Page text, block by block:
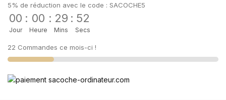
5% de réduction avec le code : SACOCHE5
00
Jour
: 00
Heure
: 29
Mins
: 52
Secs
22 Commandes ce mois-ci !